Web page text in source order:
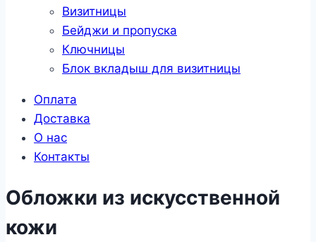
Визитницы
Бейджи и пропуска
Ключницы
Блок вкладыш для визитницы
Оплата
Доставка
О нас
Контакты
Обложки из искусственной
кожи